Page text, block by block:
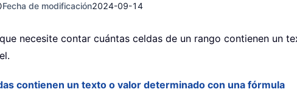
Fecha de modificación2024-09-14
necesite contar cuántas celdas de un rango contienen
contienen un texto o valor determinado con una fórmula